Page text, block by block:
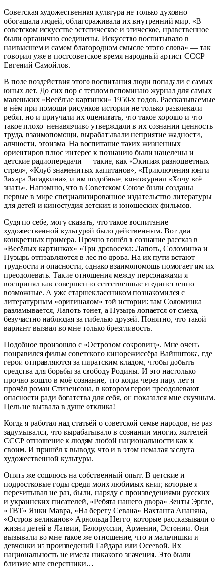
Советская художественная культура не только духовно
обогащала людей, облагораживала их внутренний мир. «В
советском искусстве эстетическое и этическое, нравственное
были органично соединены. Искусство воспитывало в
наивысшем и самом благородном смысле этого слова» — так
говорил уже в постсоветское время народный артист СССР
Евгений Самойлов.
В поле воздействия этого воспитания люди попадали с самых
юных лет. До сих пор с теплом вспоминаю журнал для самых
маленьких «Весёлые картинки» 1950-х годов. Рассказываемые
в нём при помощи рисунков истории не только развлекали
ребят, но и приучали их оценивать, что такое хорошо и что
такое плохо, ненавязчиво утверждали в их сознании ценность
труда, взаимопомощи, вырабатывали неприятие жадности,
алчности, эгоизма. На воспитание таких жизненных
ориентиров плюс интерес к познанию были нацелены и
детские радиопередачи — такие, как «Экипаж разноцветных
стрел», «Клуб знаменитых капитанов», «Приключения юнги
Захара Загадкина», и им подобные, киножурнал «Хочу всё
знать». Напомню, что в Советском Союзе были созданы
первые в мире специализированное издательство литературы
для детей и киностудия детских и юношеских фильмов.
Судя по себе, могу сказать, что такое воспитание
художественной культурой было действенным. Вот два
конкретных примера. Прочно вошёл в сознание рассказ в
«Весёлых картинках» «Три дровосека: Лапоть, Соломинка и
Пузырь отправляются в лес по дрова. На их пути встают
трудности и опасности, однако взаимопомощь помогает им их
преодолевать. Такие отношения между персонажами я
воспринял как совершенно естественные и единственно
возможные. А уже старшеклассником познакомился с
литературным «оригиналом» той истории: там Соломинка
разламывается, Лапоть тонет, а Пузырь лопается от смеха,
безучастно наблюдая за гибелью друзей. Понятно, что такой
вариант вызвал во мне только брезгливость.
Подобное произошло с «Островом сокровищ». Мне очень
понравился фильм советского кинорежиссёра Вайнштока, где
герои отправляются за пиратским кладом, чтобы добыть
средства для борьбы за свободу Родины. И это настолько
прочно вошло в моё сознание, что когда через пару лет я
прочёл роман Стивенсона, в котором герои преодолевают
опасности ради богатства для себя, он показался мне скучным.
Цель не вызвала в душе отклика!
Когда я работал над статьёй о советской семье народов, не раз
задумывался, что вырабатывало в сознании многих жителей
СССР отношение к людям любой национальности как к
своим. И пришёл к выводу, что и в этом немалая заслуга
художественной культуры.
Опять же сошлюсь на собственный опыт. В детские и
подростковые годы среди моих любимых книг, которые я
перечитывал не раз, были, наряду с произведениями русских
и украинских писателей, «Ребята нашего двора» Зенты Эргле,
«ТВТ» Янки Мавра, «На берегу Севана» Вахтанга Ананяна,
«Остров великанов» Арнольда Негго, которые рассказывали о
жизни детей в Латвии, Белоруссии, Армении, Эстонии. Они
вызывали во мне такое же отношение, что и мальчишки и
девчонки из произведений Гайдара или Осеевой. Их
национальность не имела никакого значения. Это были
близкие мне сверстники…